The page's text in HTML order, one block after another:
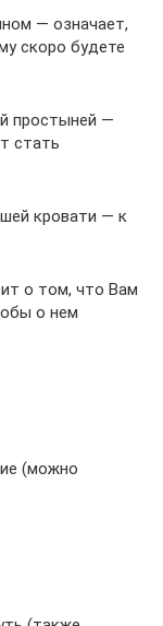
— означает,
скоро будете
простыней —
стать
кровати — к
о том, что Вам
о нем
(можно